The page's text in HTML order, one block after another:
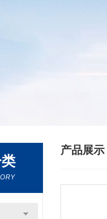
产品展示